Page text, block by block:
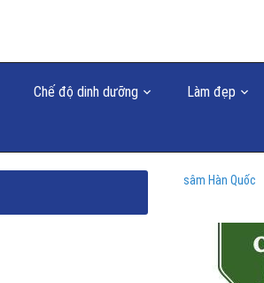
Chế độ dinh dưỡng
Làm đẹp
sâm Hàn Quốc